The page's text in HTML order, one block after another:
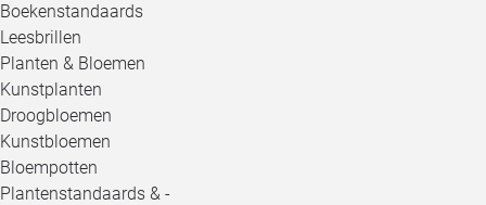
Boekenstandaards
Leesbrillen
Planten & Bloemen
Kunstplanten
Droogbloemen
Kunstbloemen
Bloempotten
Plantenstandaards & -